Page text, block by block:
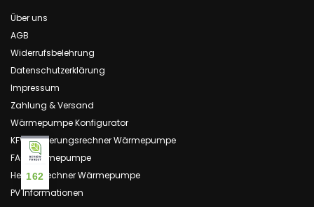
Über uns
AGB
Widerrufsbelehrung
Datenschutzerklärung
Impressum
Zahlung & Versand
Wärmepumpe Konfigurator
KFW Förderungsrechner Wärmepumpe
FAQ Wärmepumpe
Heizlastrechner Wärmepumpe
PV Informationen
162